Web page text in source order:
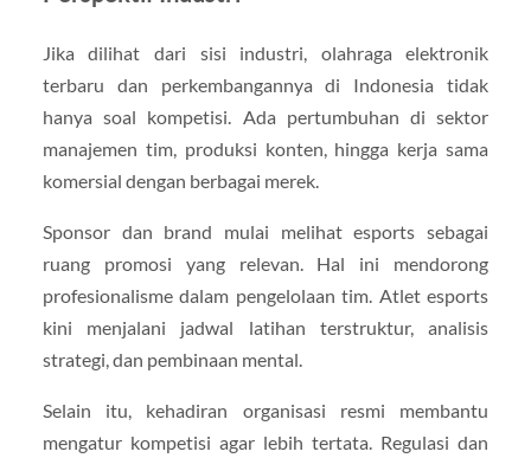
Jika dilihat dari sisi industri, olahraga elektronik
terbaru dan perkembangannya di Indonesia tidak
hanya soal kompetisi. Ada pertumbuhan di sektor
manajemen tim, produksi konten, hingga kerja sama
komersial dengan berbagai merek.
Sponsor dan brand mulai melihat esports sebagai
ruang promosi yang relevan. Hal ini mendorong
profesionalisme dalam pengelolaan tim. Atlet esports
kini menjalani jadwal latihan terstruktur, analisis
strategi, dan pembinaan mental.
Selain itu, kehadiran organisasi resmi membantu
mengatur kompetisi agar lebih tertata. Regulasi dan